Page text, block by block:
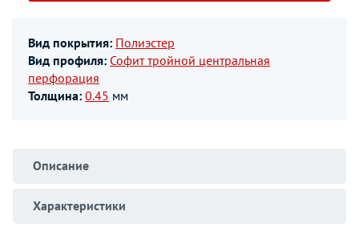
Вид покрытия: Полиэстер
Вид профиля: Софит тройной центральная
перфорация
Толщина: 0.45 мм
Описание
Характеристики